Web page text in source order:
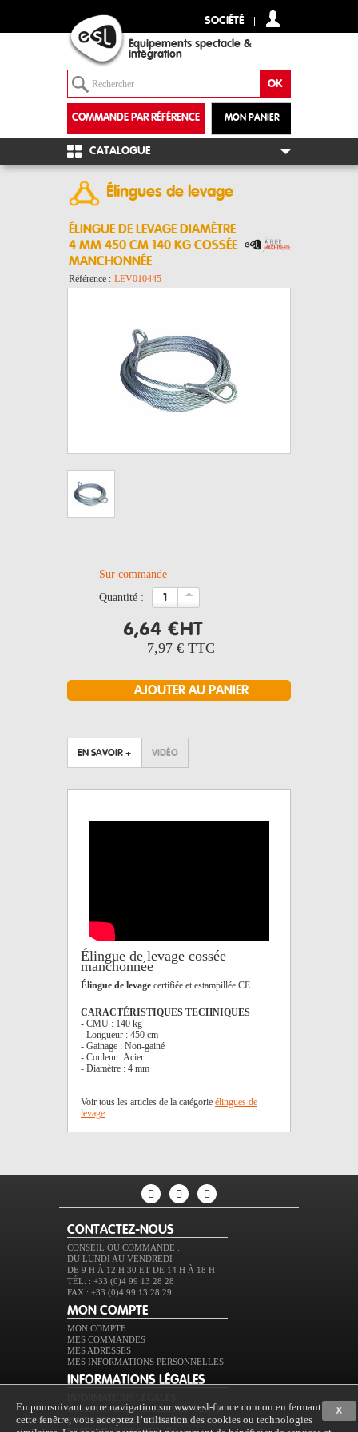
SOCIÉTÉ
Équipements spectacle &
intégration
MON PANIER
COMMANDE PAR RÉFÉRENCE
+
CATALOGUE
Élingues de levage
ÉLINGUE DE LEVAGE DIAMÈTRE
4 MM 450 CM 140 KG COSSÉE
MANCHONNÉE
Référence : LEV010445
Sur commande
quantité :
6,64 €HT
7,97 € TTC
EN SAVOIR + VIDÉO
Élingue de levage cossée
manchonnée
Élingue de levage certifiée et estampillée CE
CARACTÉRISTIQUES TECHNIQUES
- CMU : 140 kg
- Longueur : 450 cm
- Gainage : Non-gainé
- Couleur : Acier
- Diamètre : 4 mm
Voir tous les articles de la catégorie élingues de
levage
CONTACTEZ-NOUS
CONSEIL OU COMMANDE :
DU LUNDI AU VENDREDI
DE 9 H À 12 H 30 ET DE 14 H À 18 H
TÉL. : +33 (0)4 99 13 28 28
FAX : +33 (0)4 99 13 28 29
MON COMPTE
MON COMPTE
MES COMMANDES
MES ADRESSES
MES INFORMATIONS PERSONNELLES
INFORMATIONS LÉGALES
CONDITIONS GÉNÉRALES DE VENTE
PROTECTION DES DONNÉES
X
En poursuivant votre navigation sur www.esl-france.com ou en fermant
cette fenêtre, vous acceptez l’utilisation des cookies ou technologies